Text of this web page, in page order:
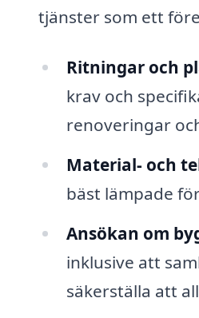
tjänster som ett
Ritningar och
krav och
renoveringar
Material- och
bäst lämpade
Ansökan om
inklusive att
säkerställa att